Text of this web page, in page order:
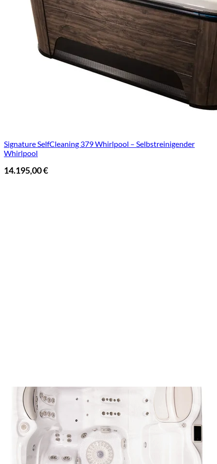
Signature SelfCleaning 379 Whirlpool – Selbstreinigender
Whirlpool
14.195,00€